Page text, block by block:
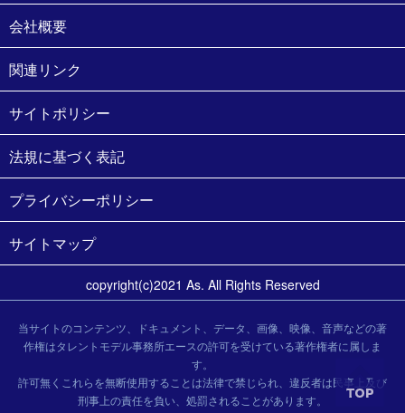
会社概要
関連リンク
サイトポリシー
法規に基づく表記
プライバシーポリシー
サイトマップ
copyright(c)2021 As. All Rights Reserved
当サイトのコンテンツ、ドキュメント、データ、画像、映像、音声などの著
作権はタレントモデル事務所エースの許可を受けている著作権者に属しま
す。
許可無くこれらを無断使用することは法律で禁じられ、違反者は民事上及び
刑事上の責任を負い、処罰されることがあります。